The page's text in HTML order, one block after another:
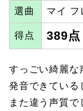
選曲 マイ フ
得点 389点
すっごい綺麗
発音できている
また違う声質で